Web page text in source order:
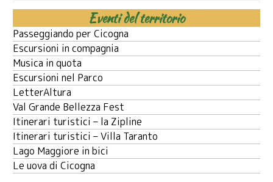
Eventi del territorio
Passeggiando per Cicogna
Escursioni in compagnia
Musica in quota
Escursioni nel Parco
LetterAltura
Val Grande Bellezza Fest
Itinerari turistici – la Zipline
Itinerari turistici – Villa Taranto
Lago Maggiore in bici
Le uova di Cicogna